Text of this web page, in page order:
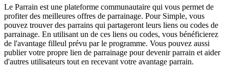
Le Parrain est une plateforme communautaire qui vous permet de
profiter des meilleures offres de parrainage. Pour Simple, vous
pouvez trouver des parrains qui partageront leurs liens ou codes de
parrainage. En utilisant un de ces liens ou codes, vous bénéficierez
de l'avantage filleul prévu par le programme. Vous pouvez aussi
publier votre propre lien de parrainage pour devenir parrain et aider
d'autres utilisateurs tout en recevant votre avantage parrain.